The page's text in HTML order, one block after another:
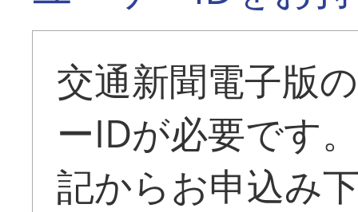
交通新聞電子版
ーIDが必要です
記からお申込み